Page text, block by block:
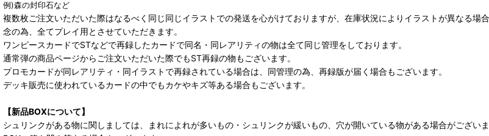
例)森の封印石など
複数枚ご注文いただいた際はなるべく同じ同じイラストでの発送を心がけておりますが、在庫状況によりイラストが異なる場合
念の為、全てプレイ用とさせていただきます。
ワンピースカードでSTなどで再録したカードで同名・同レアリティの物は全て同じ管理をしております。
通常弾の商品ページからご注文いただいた際でもST再録の物もございます。
プロモカードが同レアリティ・同イラストで再録されている場合は、同管理の為、再録版が届く場合もございます。
デッキ販売に使われているカードの中でもカケやキズ等ある場合もございます。
【新品BOXについて】
シュリンクがある物に関しましては、まれによれが多いもの・シュリンクが緩いもの、穴が開いている物がある場合がございま